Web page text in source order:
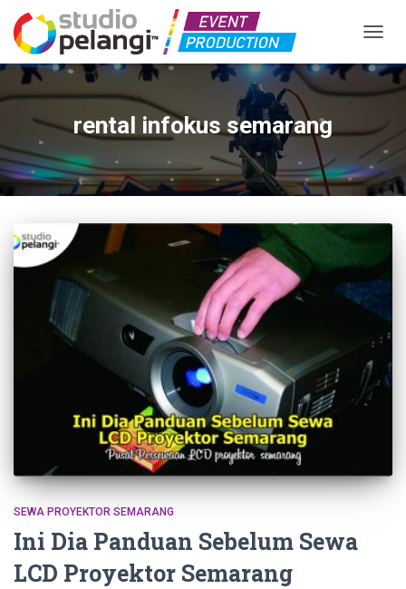
rental infokus semarang
SEWA PROYEKTOR SEMARANG
Ini Dia Panduan Sebelum Sewa
LCD Proyektor Semarang